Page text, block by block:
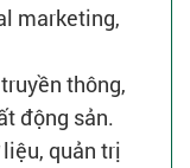
marketing,
thông,
động sản.
quản trị